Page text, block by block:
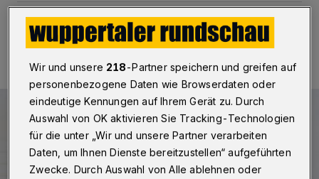
01.04.2022 , 12:41 Uhr Eine Minute Lesezeit
Wir und unsere 218-Partner speichern und greifen auf
personenbezogene Daten wie Browserdaten oder
eindeutige Kennungen auf Ihrem Gerät zu. Durch
Auswahl von OK aktivieren Sie Tracking-Technologien
für die unter „Wir und unsere Partner verarbeiten
Daten, um Ihnen Dienste bereitzustellen“ aufgeführten
Zwecke. Durch Auswahl von Alle ablehnen oder